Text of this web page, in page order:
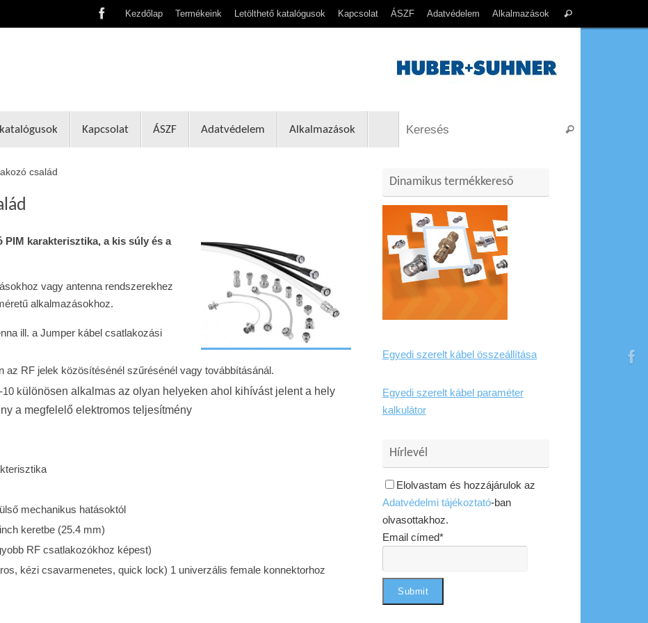
Kezdőlap Termékeink Letölthető katalógusok Kapcsolat ÁSZF Adatvédelem Alkalmazások
for:
Keresés
Kapcsolat ÁSZF Adatvédelem Alkalmazások Keresés
család
PIM karakterisztika, a kis súly és a
vagy antenna rendszerekhez
alkalmazásokhoz.
ill. a Jumper kábel csatlakozási
az RF jelek közösítésénél szűrésénél vagy továbbításánál.
10 különösen alkalmas az olyan helyeken ahol kihívást jelent a hely
a megfelelő elektromos teljesítmény
mechanikus hatásoktól
keretbe (25.4 mm)
RF csatlakozókhoz képest)
kézi csavarmenetes, quick lock) 1 univerzális female konnektorhoz
Dinamikus termékkereső
Egyedi szerelt kábel összeállítása
Egyedi szerelt kábel paraméter
kalkulátor
Hírlevél
Elolvastam és hozzájárulok az
Adatvédelmi tájékoztató-ban
olvasottakhoz.
Email címed*